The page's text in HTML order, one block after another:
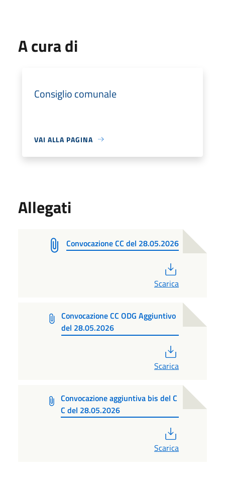
A cura di
Consiglio comunale
VAI ALLA PAGINA
Allegati
Convocazione CC del 28.05.2026
Scarica
Convocazione CC ODG Aggiuntivo
del 28.05.2026
Scarica
Convocazione aggiuntiva bis del C
C del 28.05.2026
Scarica